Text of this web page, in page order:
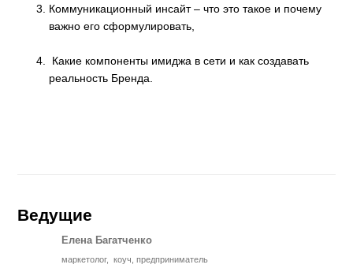
Коммуникационный инсайт – что это такое и почему
важно его сформулировать,
Какие компоненты имиджа в сети и как создавать
реальность Бренда.
Ведущие
Елена Багатченко
маркетолог, коуч, предприниматель